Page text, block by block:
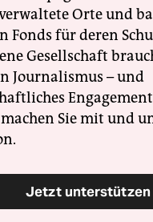
Orte und
Fonds für deren
Gesellschaft
Journalismus – und
Sie mit und
Jetzt unterstützen